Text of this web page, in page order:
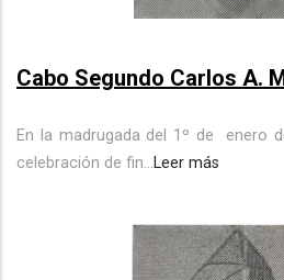
Cabo Segundo Carlos A.
En la madrugada del 1º de
enero
celebración de fin...Leer más